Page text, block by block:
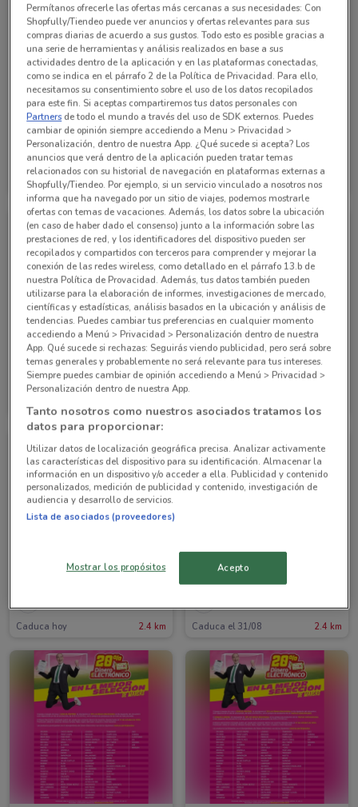
NUEVO
Soriana Mercado
Caduca hoy 2.4 km
Soriana Mercado
Caduca hoy 2.4 km
NUEVO
Soriana Mercado
Caduca hoy
NUEVO
Soriana Mercado
Caduca hoy
NUEVO
Caduca hoy 2.4 km Caduca el 31/08 2.4 km
Permítanos ofrecerle las ofertas más cercanas a sus necesidades: Con
Shopfully/Tiendeo puede ver anuncios y ofertas relevantes para sus
compras diarias de acuerdo a sus gustos. Todo esto es posible gracias a
una serie de herramientas y análisis realizados en base a sus
actividades dentro de la aplicación y en las plataformas conectadas,
como se indica en el párrafo 2 de la Política de Privacidad. Para ello,
necesitamos su consentimiento sobre el uso de los datos recopilados
para este fin. Si aceptas compartiremos tus datos personales con
Partners de todo el mundo a través del uso de SDK externos. Puedes
cambiar de opinión siempre accediendo a Menu > Privacidad >
Personalización, dentro de nuestra App. ¿Qué sucede si acepta? Los
anuncios que verá dentro de la aplicación pueden tratar temas
relacionados con su historial de navegación en plataformas externas a
Shopfully/Tiendeo. Por ejemplo, si un servicio vinculado a nosotros nos
informa que ha navegado por un sitio de viajes, podemos mostrarle
ofertas con temas de vacaciones. Además, los datos sobre la ubicación
(en caso de haber dado el consenso) junto a la información sobre las
prestaciones de red, y los identificadores del dispositivo pueden ser
recopilados y compartidos con terceros para comprender y mejorar la
conexión de las redes wireless, como detallado en el párrafo 13.b de
nuestra Política de Provacidad. Además, tus datos también pueden
utilizarse para la elaboración de informes, investigaciones de mercado,
científicas y estadísticas, análisis basados en la ubicación y análisis de
tendencias. Puedes cambiar tus preferencias en cualquier momento
accediendo a Menú > Privacidad > Personalización dentro de nuestra
App. Qué sucede si rechazas: Seguirás viendo publicidad, pero será sobre
temas generales y probablemente no será relevante para tus intereses.
Siempre puedes cambiar de opinión accediendo a Menú > Privacidad >
Personalización dentro de nuestra App.
Tanto nosotros como nuestros asociados tratamos los
datos para proporcionar:
Utilizar datos de localización geográfica precisa. Analizar activamente
las características del dispositivo para su identificación. Almacenar la
información en un dispositivo y/o acceder a ella. Publicidad y contenido
personalizados, medición de publicidad y contenido, investigación de
audiencia y desarrollo de servicios.
Lista de asociados (proveedores)
Mostrar los propósitos Acepto